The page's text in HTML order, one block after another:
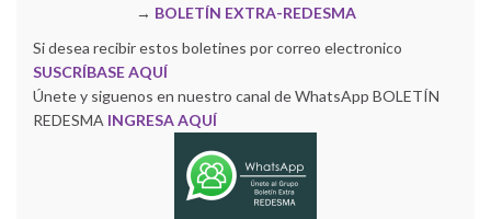
→ BOLETÍN EXTRA-REDESMA
Si desea recibir estos boletines por correo electronico
SUSCRÍBASE AQUÍ
Únete y siguenos en nuestro canal de WhatsApp BOLETÍN
REDESMA INGRESA AQUÍ